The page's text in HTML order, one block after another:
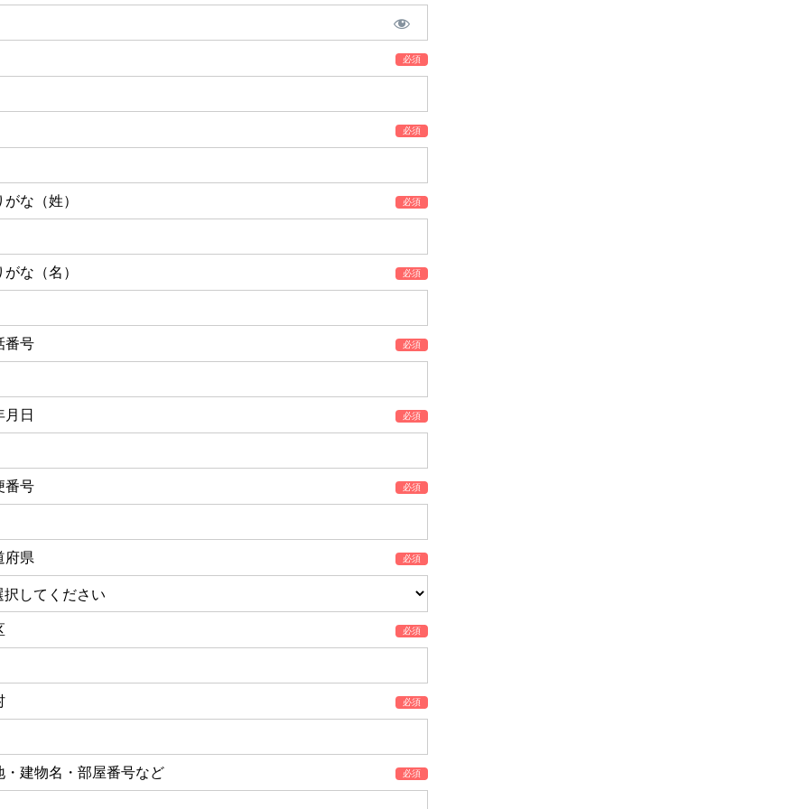
・建物名・部屋番号など
府県
番号
がな（姓）
がな（名）
番号
月日